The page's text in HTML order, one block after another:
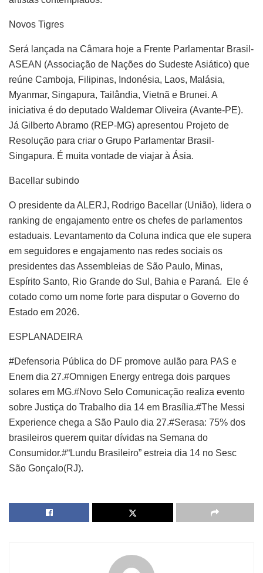
Novos Tigres
Será lançada na Câmara hoje a Frente Parlamentar Brasil-
ASEAN (Associação de Nações do Sudeste Asiático) que
reúne Camboja, Filipinas, Indonésia, Laos, Malásia,
Myanmar, Singapura, Tailândia, Vietnã e Brunei. A
iniciativa é do deputado Waldemar Oliveira (Avante-PE).
Já Gilberto Abramo (REP-MG) apresentou Projeto de
Resolução para criar o Grupo Parlamentar Brasil-
Singapura. É muita vontade de viajar à Ásia.
Bacellar subindo
O presidente da ALERJ, Rodrigo Bacellar (União), lidera o
ranking de engajamento entre os chefes de parlamentos
estaduais. Levantamento da Coluna indica que ele supera
em seguidores e engajamento nas redes sociais os
presidentes das Assembleias de São Paulo, Minas,
Espírito Santo, Rio Grande do Sul, Bahia e Paraná. Ele é
cotado como um nome forte para disputar o Governo do
Estado em 2026.
ESPLANADEIRA
#Defensoria Pública do DF promove aulão para PAS e
Enem dia 27.#Omnigen Energy entrega dois parques
solares em MG.#Novo Selo Comunicação realiza evento
sobre Justiça do Trabalho dia 14 em Brasília.#The Messi
Experience chega a São Paulo dia 27.#Serasa: 75% dos
brasileiros querem quitar dívidas na Semana do
Consumidor.#“Lundu Brasileiro” estreia dia 14 no Sesc
São Gonçalo(RJ).